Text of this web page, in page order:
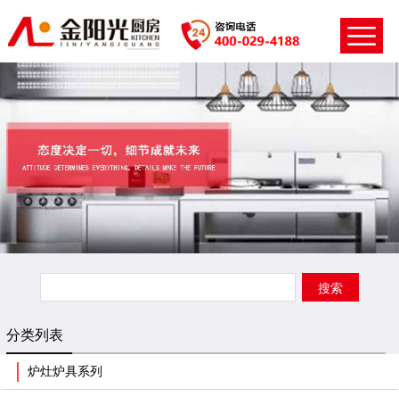
分类列表
炉灶炉具系列